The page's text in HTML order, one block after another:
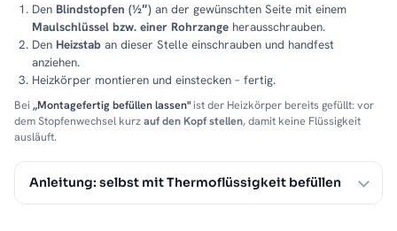
Den Blindstopfen (½″) an der gewünschten Seite mit einem
Maulschlüssel bzw. einer Rohrzange herausschrauben.
Den Heizstab an dieser Stelle einschrauben und handfest
anziehen.
Heizkörper montieren und einstecken – fertig.
Bei „Montagefertig befüllen lassen"ist der Heizkörper bereits gefüllt: vor
dem Stopfenwechsel kurzauf den Kopf stellen, damit keine Flüssigkeit
ausläuft.
Anleitung: selbst mit Thermoflüssigkeit befüllen